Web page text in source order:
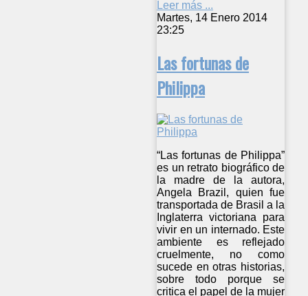
Leer más ...
Martes, 14 Enero 2014
23:25
Las fortunas de
Philippa
“Las fortunas de Philippa”
es un retrato biográfico de
la madre de la autora,
Angela Brazil, quien fue
transportada de Brasil a la
Inglaterra victoriana para
vivir en un internado. Este
ambiente es reflejado
cruelmente, no como
sucede en otras historias,
sobre todo porque se
critica el papel de la mujer